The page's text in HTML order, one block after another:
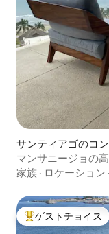
サンティアゴのコ
マンサニージョの
家族 · ロケーション ·
大好評のゲストチ
ゲストチョイス